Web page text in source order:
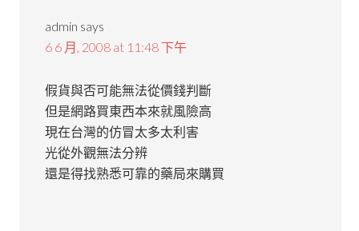
admin says
6 6 月, 2008 at 11:48 下午
假貨與否可能無法從價錢判斷
但是網路買東西本來就風險高
現在台灣的仿冒太多太利害
光從外觀無法分辨
還是得找熟悉可靠的藥局來購買